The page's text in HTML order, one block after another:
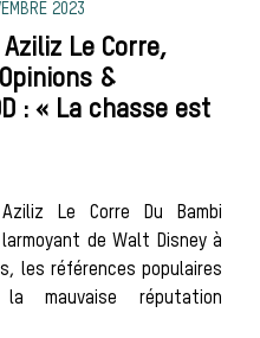
DÉCOUVRIR LA CHASSE À COURRE
Les acteurs de la vènerie
2023
Aziliz Le Corre,
&
: « La chasse est
Aziliz Le Corre Du Bambi
larmoyant de Walt Disney à
les références populaires
mauvaise réputation